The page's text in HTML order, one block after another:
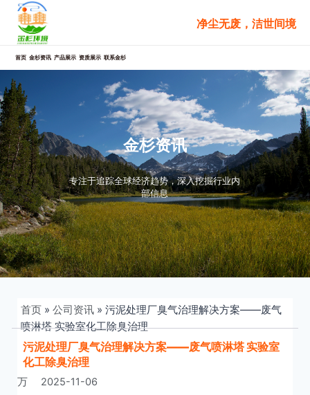
净尘无废，洁世间境
首页 金杉资讯 产品展示 资质展示 联系金杉
金杉资讯
专注于追踪全球经济趋势，深入挖掘行业内
部信息
首页 » 公司资讯 » 污泥处理厂臭气治理解决方案——废气
喷淋塔 实验室化工除臭治理
污泥处理厂臭气治理解决方案——废气喷淋塔 实验室
化工除臭治理
万 2025-11-06